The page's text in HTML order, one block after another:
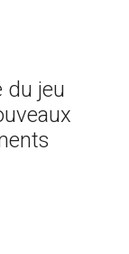
du jeu